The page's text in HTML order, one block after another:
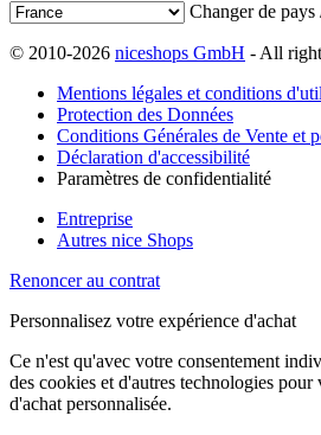
Changer de pays
© 2010-2026 niceshops GmbH - All
Mentions légales et conditions
Protection des Données
Conditions Générales de Vente et
Déclaration d'accessibilité
Paramètres de confidentialité
Entreprise
Autres nice Shops
Renoncer au contrat
Personnalisez votre expérience d'achat
Ce n'est qu'avec votre consentement
des cookies et d'autres technologies
d'achat personnalisée.